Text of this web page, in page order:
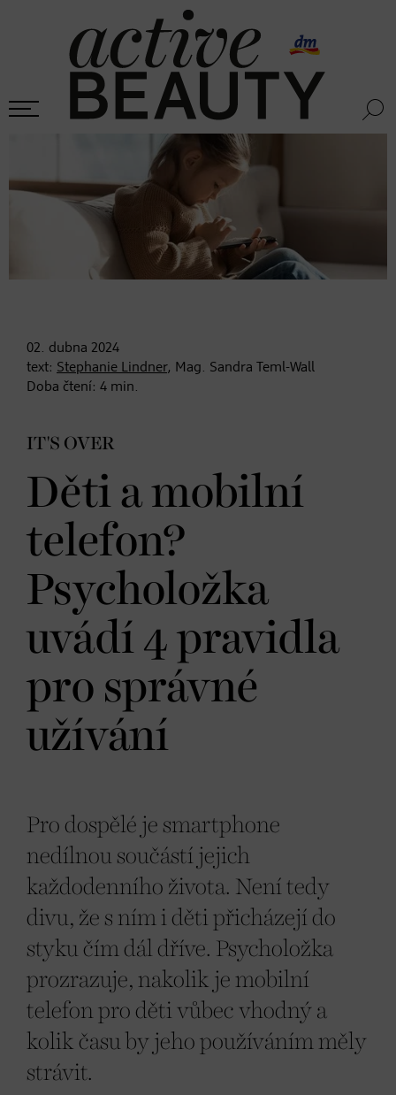
02. dubna 2024
text: Stephanie Lindner, Mag. Sandra Teml-Wall
Doba čtení: 4 min.
IT'S OVER
Děti a mobilní
telefon?
Psycholožka
uvádí 4 pravidla
pro správné
užívání
Pro dospělé je smartphone
nedílnou součástí jejich
každodenního života. Není tedy
divu, že s ním i děti přicházejí do
styku čím dál dříve. Psycholožka
prozrazuje, nakolik je mobilní
telefon pro děti vůbec vhodný a
kolik času by jeho používáním měly
strávit.